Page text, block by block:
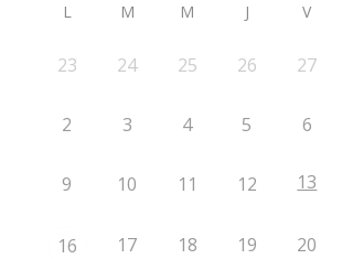
L M M J V
23 24 25 26 27
2 3 4 5 6
9 10 11 12 13
16 17 18 19 20